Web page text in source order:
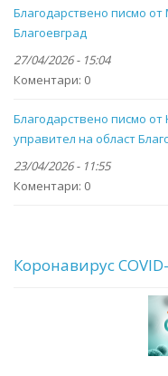
Благодарствено писмо
Благоевград
27/04/2026 - 15:04
Коментари: 0
Благодарствено писмо
управител на област
23/04/2026 - 11:55
Коментари: 0
Коронавирус